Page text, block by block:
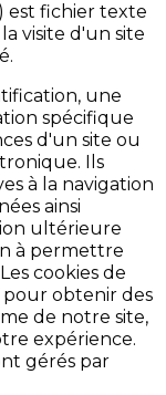
est fichier texte
visite d'un site
une
spécifique
d'un site ou
Ils
à la navigation
ainsi
ultérieure
à permettre
cookies de
obtenir des
de notre site,
expérience.
gérés par